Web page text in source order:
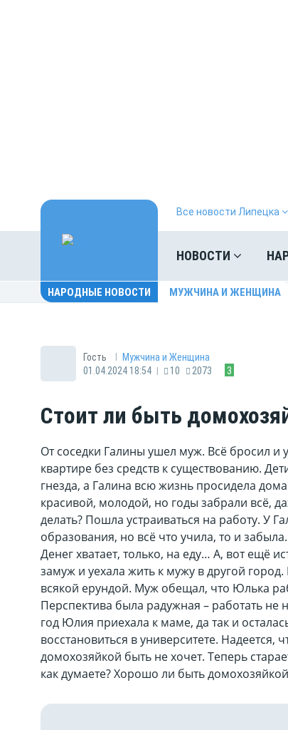
Все новости Липецка
НОВОСТИ
НАРОДНЫЕ НОВОСТИ МУЖЧИНА И ЖЕНЩИНА
Гость |
Мужчина и Женщина
01.04.2024 18:54 | 10 2073 3
Стоит ли быть
От соседки Галины ушел муж. Всё бросил и
квартире без средств к существованию.
гнезда, а Галина всю жизнь просидела
красивой, молодой, но годы забрали всё,
делать? Пошла устраиваться на работу. У
образования, но всё что учила, то и
Денег хватает, только, на еду… А, вот
замуж и уехала жить к мужу в другой
всякой ерундой. Муж обещал, что Юлька
Перспектива была радужная – работать
год Юлия приехала к маме, да так и
восстановиться в университете.
домохозяйкой быть не хочет. Теперь
как думаете? Хорошо ли быть